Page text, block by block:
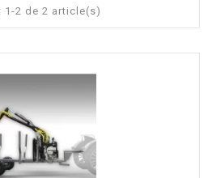
1-2 de 2 article(s)